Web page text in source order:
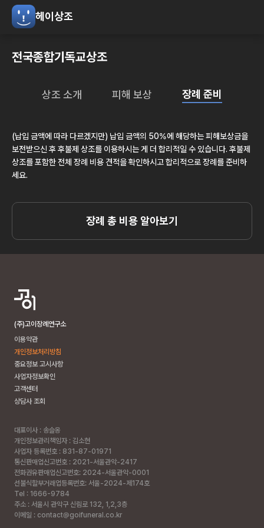
헤이상조
전국종합기독교상조
상조 소개 피해 보상 장례 준비
(납입 금액에 따라 다르겠지만) 납입 금액의 50%에 해당하는 피해보상금을
보전받으신 후 후불제 상조를 이용하시는 게 더 합리적일 수 있습니다. 후불제
상조를 포함한 전체 장례 비용 견적을 확인하시고 합리적으로 장례를 준비하
세요.
장례 총 비용 알아보기
(주)고이장례연구소
이용약관
개인정보처리방침
중요정보 고시사항
사업자정보확인
고객센터
상담사 조회
대표이사 : 송슬옹
개인정보관리책임자 : 김소현
사업자 등록번호 : 831-87-01971
통신판매업신고번호 : 2021-서울관악-2417
전화권유판매업신고번호: 2024-서울관악-0001
선불식할부거래업등록번호: 서울-2024-제174호
Tel : 1666-9784
주소 : 서울시 관악구 신림로 132, 1,2,3층
이메일 : contact@goifuneral.co.kr